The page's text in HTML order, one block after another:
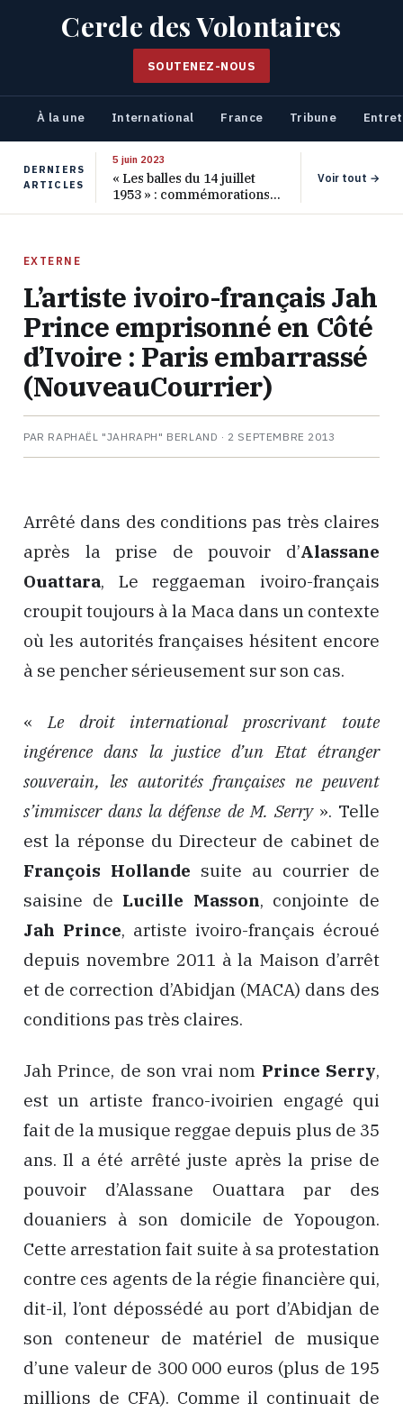
Cercle des Volontaires
SOUTENEZ-NOUS
À la une International France Tribune
DERNIERS
ARTICLES
5 juin 2023
« Les balles du 14 juillet
1953 » : commémorations
pour les 70 ans de ce
Voir tout →
EXTERNE
L’artiste ivoiro-français Jah
Prince emprisonné en Côté
d’Ivoire : Paris embarrassé
(NouveauCourrier)
PAR RAPHAËL "JAHRAPH" BERLAND · 2 SEPTEMBRE 2013
Arrêté dans des conditions pas très claires
après la prise de pouvoir d’Alassane
Ouattara, Le reggaeman ivoiro-français
croupit toujours à la Maca dans un contexte
où les autorités françaises hésitent encore
à se pencher sérieusement sur son cas.
« Le droit international proscrivant toute
ingérence dans la justice d’un Etat étranger
souverain, les autorités françaises ne peuvent
s’immiscer dans la défense de M. Serry». Telle
est la réponse du Directeur de cabinet de
François Hollande suite au courrier de
saisine de Lucille Masson, conjointe de
Jah Prince, artiste ivoiro-français écroué
depuis novembre 2011 à la Maison d’arrêt
et de correction d’Abidjan (MACA) dans des
conditions pas très claires.
Jah Prince, de son vrai nom Prince Serry,
est un artiste franco-ivoirien engagé qui
fait de la musique reggae depuis plus de 35
ans. Il a été arrêté juste après la prise de
pouvoir d’Alassane Ouattara par des
douaniers à son domicile de Yopougon.
Cette arrestation fait suite à sa protestation
contre ces agents de la régie financière qui,
dit-il, l’ont dépossédé au port d’Abidjan de
son conteneur de matériel de musique
d’une valeur de 300 000 euros (plus de 195
millions de CFA). Comme il continuait de